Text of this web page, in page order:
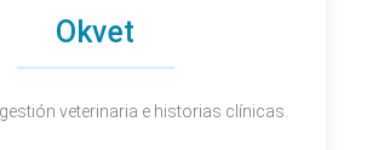
Okvet
veterinaria e historias clínicas.